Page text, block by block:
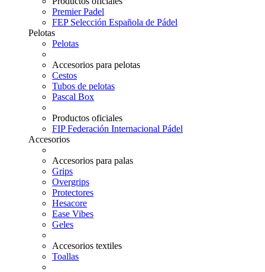
Premier Padel
FEP Selección Española de Pádel
Pelotas
Pelotas
Accesorios para pelotas
Cestos
Tubos de pelotas
Pascal Box
Productos oficiales
FIP Federación Internacional Pádel
Accesorios
Accesorios para palas
Grips
Overgrips
Protectores
Hesacore
Ease Vibes
Geles
Accesorios textiles
Toallas